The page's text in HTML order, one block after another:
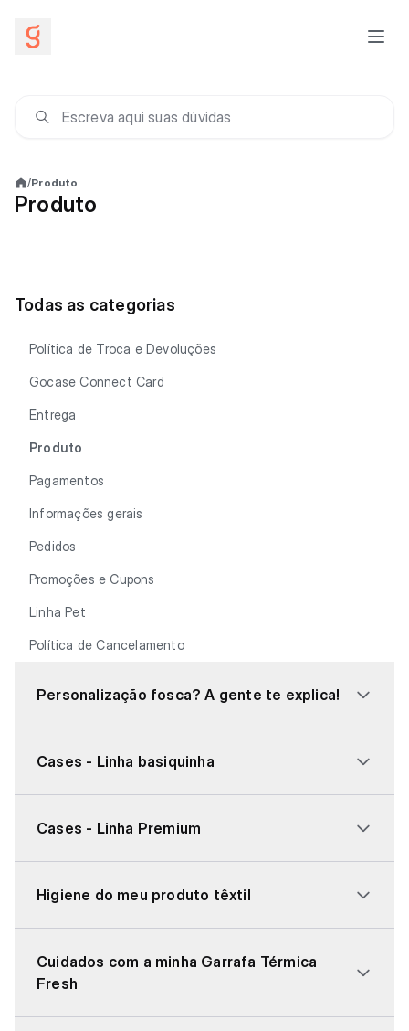
/Produto
Produto
Todas as categorias
Política de Troca e Devoluções
Gocase Connect Card
Entrega
Produto
Pagamentos
Informações gerais
Pedidos
Promoções e Cupons
Linha Pet
Política de Cancelamento
Personalização fosca? A gente te explica!
Cases - Linha basiquinha
Cases - Linha Premium
Higiene do meu produto têxtil
Cuidados com a minha Garrafa Térmica
Fresh